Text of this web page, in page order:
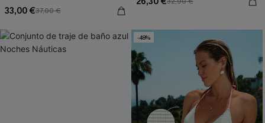
33,00 €37,00 €
-48%